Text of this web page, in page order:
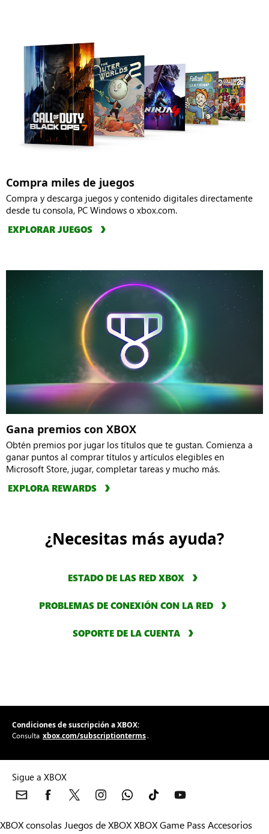
Compra miles de juegos
Compra y descarga juegos y contenido digitales directamente
desde tu consola, PC Windows o xbox.com.
EXPLORAR JUEGOS
Gana premios con XBOX
Obtén premios por jugar los títulos que te gustan. Comienza a
ganar puntos al comprar títulos y artículos elegibles en
Microsoft Store, jugar, completar tareas y mucho más.
EXPLORA REWARDS
¿Necesitas más ayuda?
ESTADO DE LAS RED XBOX
PROBLEMAS DE CONEXIÓN CON LA RED
SOPORTE DE LA CUENTA
Condiciones de suscripción a XBOX:
Consulta xbox.com/subscriptionterms.
Sigue a XBOX
XBOX consolas Juegos de XBOXXBOX Game Pass Accesorios